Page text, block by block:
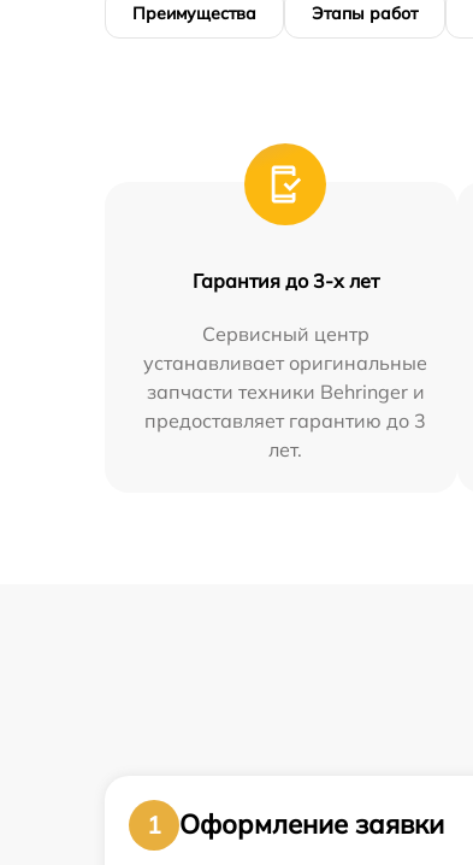
Преимущества Этапы работ
Гарантия до 3-х лет
Сервисный центр
устанавливает оригинальные
запчасти техники Behringer и
предоставляет гарантию до 3
лет.
1
Оформление заявки